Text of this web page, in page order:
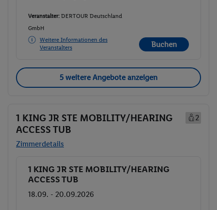
Veranstalter: DERTOUR Deutschland
GmbH
Weitere Informationen des
Veranstalters
Buchen
5 weitere Angebote anzeigen
1 KING JR STE MOBILITY/HEARING
ACCESS TUB
2
Zimmerdetails
Buchen
1 KING JR STE MOBILITY/HEARING
ACCESS TUB
18.09. - 20.09.2026